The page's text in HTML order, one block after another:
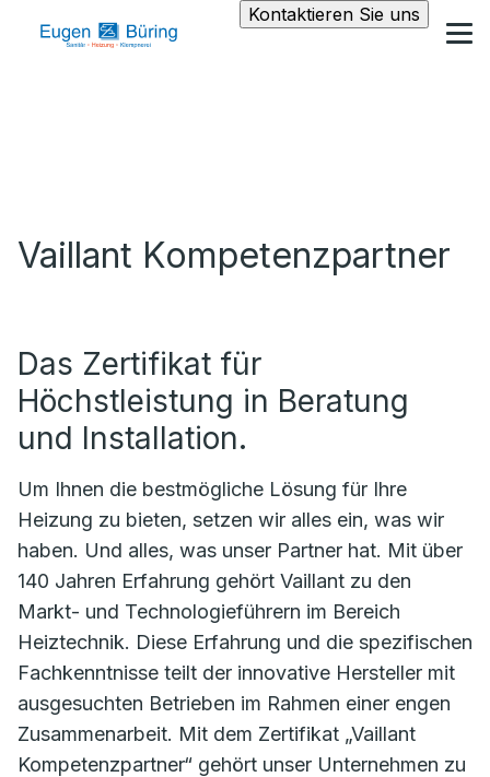
Kontaktieren Sie uns
Vaillant Kompetenzpartner
Das Zertifikat für
Höchstleistung in Beratung
und Installation.
Um Ihnen die bestmögliche Lösung für Ihre
Heizung zu bieten, setzen wir alles ein, was wir
haben. Und alles, was unser Partner hat. Mit über
140 Jahren Erfahrung gehört Vaillant zu den
Markt- und Technologieführern im Bereich
Heiztechnik. Diese Erfahrung und die spezifischen
Fachkenntnisse teilt der innovative Hersteller mit
ausgesuchten Betrieben im Rahmen einer engen
Zusammenarbeit. Mit dem Zertifikat „Vaillant
Kompetenzpartner“ gehört unser Unternehmen zu